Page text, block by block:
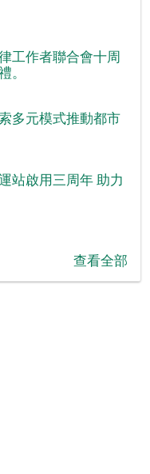
工作者聯合會十周
。
多元模式推動都市
站啟用三周年 助力
查看全部